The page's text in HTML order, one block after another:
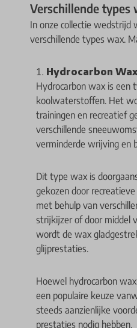
Verschillende
In onze collectie wedstrijd
verschillende types wax.
Hydrocarbon Wax
Hydrocarbon wax is een
koolwaterstoffen. Het
trainingen en recreatief
verschillende
verminderde wrijving en
Dit type wax is
gekozen door
met behulp van
strijkijzer of door middel
wordt de wax
glijprestaties.
Hoewel hydrocarbon
een populaire keuze
steeds aanzienlijke
prestaties nodig hebben.